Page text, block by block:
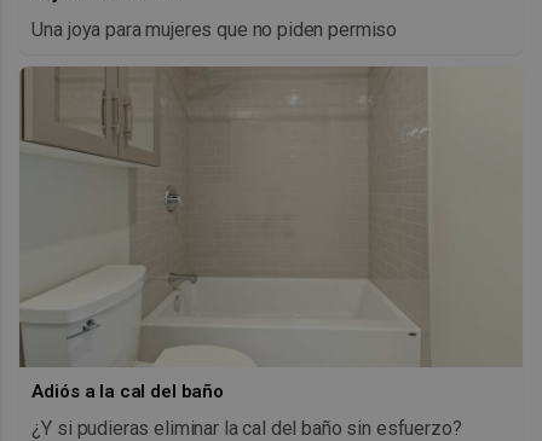
Una joya para mujeres que no piden permiso
Adiós a la cal del baño
¿Y si pudieras eliminar la cal del baño sin esfuerzo?